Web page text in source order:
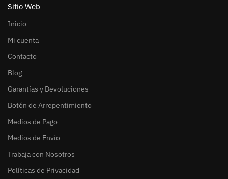
Sitio Web
Inicio
Mi cuenta
Contacto
Blog
Garantías y Devoluciones
Botón de Arrepentimiento
Medios de Pago
Medios de Envío
Trabaja con Nosotros
Políticas de Privacidad